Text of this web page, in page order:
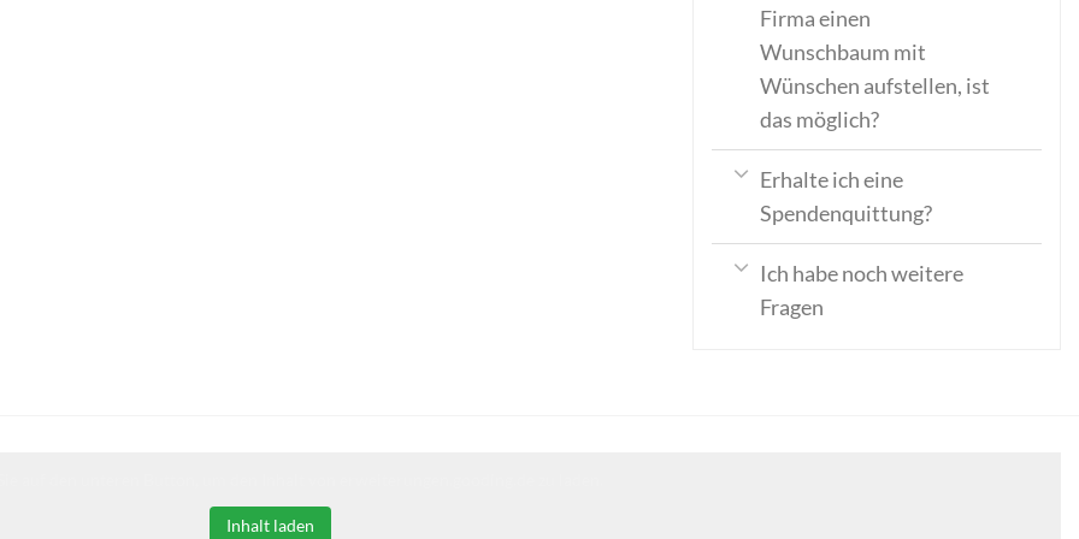
Firma einen
Wunschbaum mit
Wünschen aufstellen, ist
das möglich?
Erhalte ich eine
Spendenquittung?
Ich habe noch weitere
Fragen
Inhalt laden